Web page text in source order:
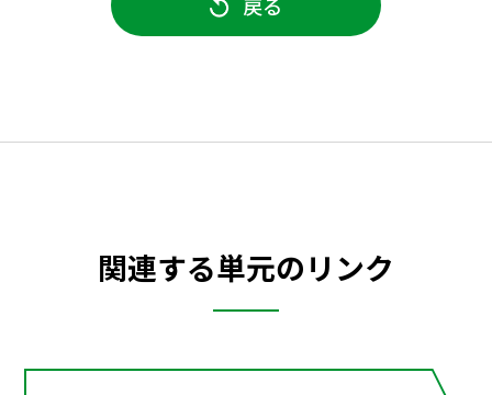
関連する単元のリンク